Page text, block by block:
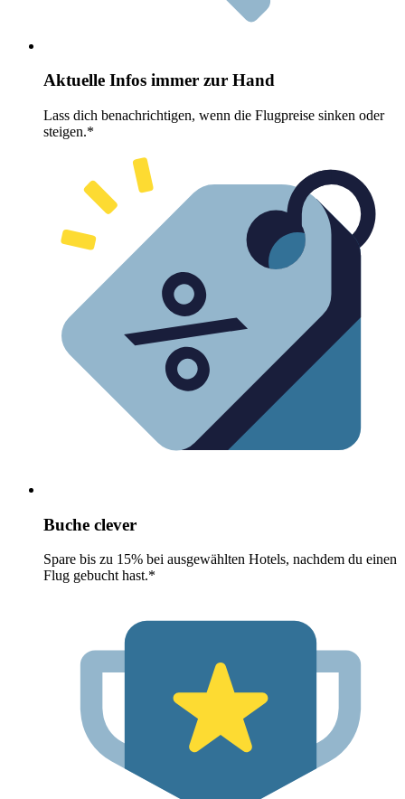
Aktuelle Infos immer zur Hand
Lass dich benachrichtigen, wenn die Flugpreise sinken oder
steigen.*
Buche clever
Spare bis zu 15% bei ausgewählten Hotels, nachdem du einen
Flug gebucht hast.*